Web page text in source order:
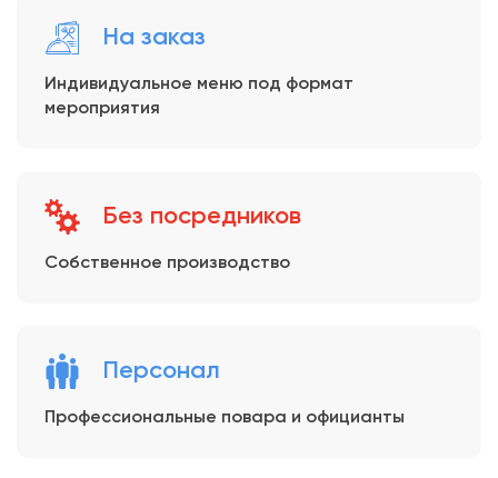
На заказ
Индивидуальное меню под формат
мероприятия
Без посредников
Собственное производство
Персонал
Профессиональные повара и официанты